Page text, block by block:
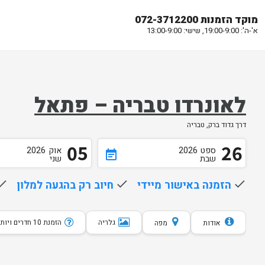
מוקד הזמנות 072-3712200
א'-ה': 19:00-9:00, שישי: 13:00-9:00
לאונרדו טבריה – פתאל
דרך גדוד ברק, טבריה
event_note 26 ספט 2026
שבת 05 אוק 2026
שני
done הזמנה באישור מיידי done חיוב רק בהגעה למלון
אודות מפה גלריה הזמנת 10 חדרים ויותר